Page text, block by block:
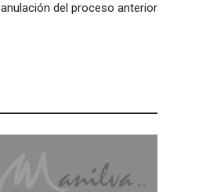
del proceso anterior